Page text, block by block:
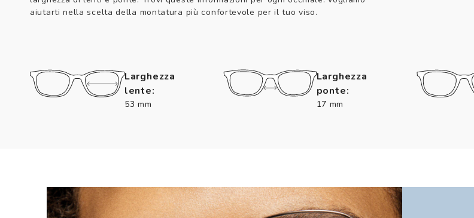
aiutarti nella scelta della montatura più confortevole per il tuo viso.
Larghezza
lente:
53 mm
Larghezza
ponte:
17 mm